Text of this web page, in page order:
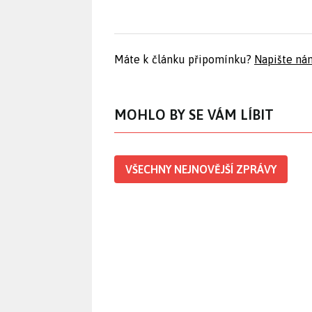
Máte k článku připomínku? Napište
MOHLO BY SE VÁM LÍBIT
VŠECHNY NEJNOVĚJŠÍ ZPRÁVY